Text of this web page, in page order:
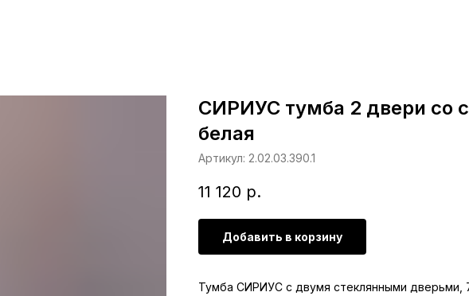
СИРИУС тумба 2 двери со
белая
Артикул: 2.02.03.390.1
11 120 р.
Добавить в корзину
Тумба СИРИУС с двумя стеклянными дверьми,